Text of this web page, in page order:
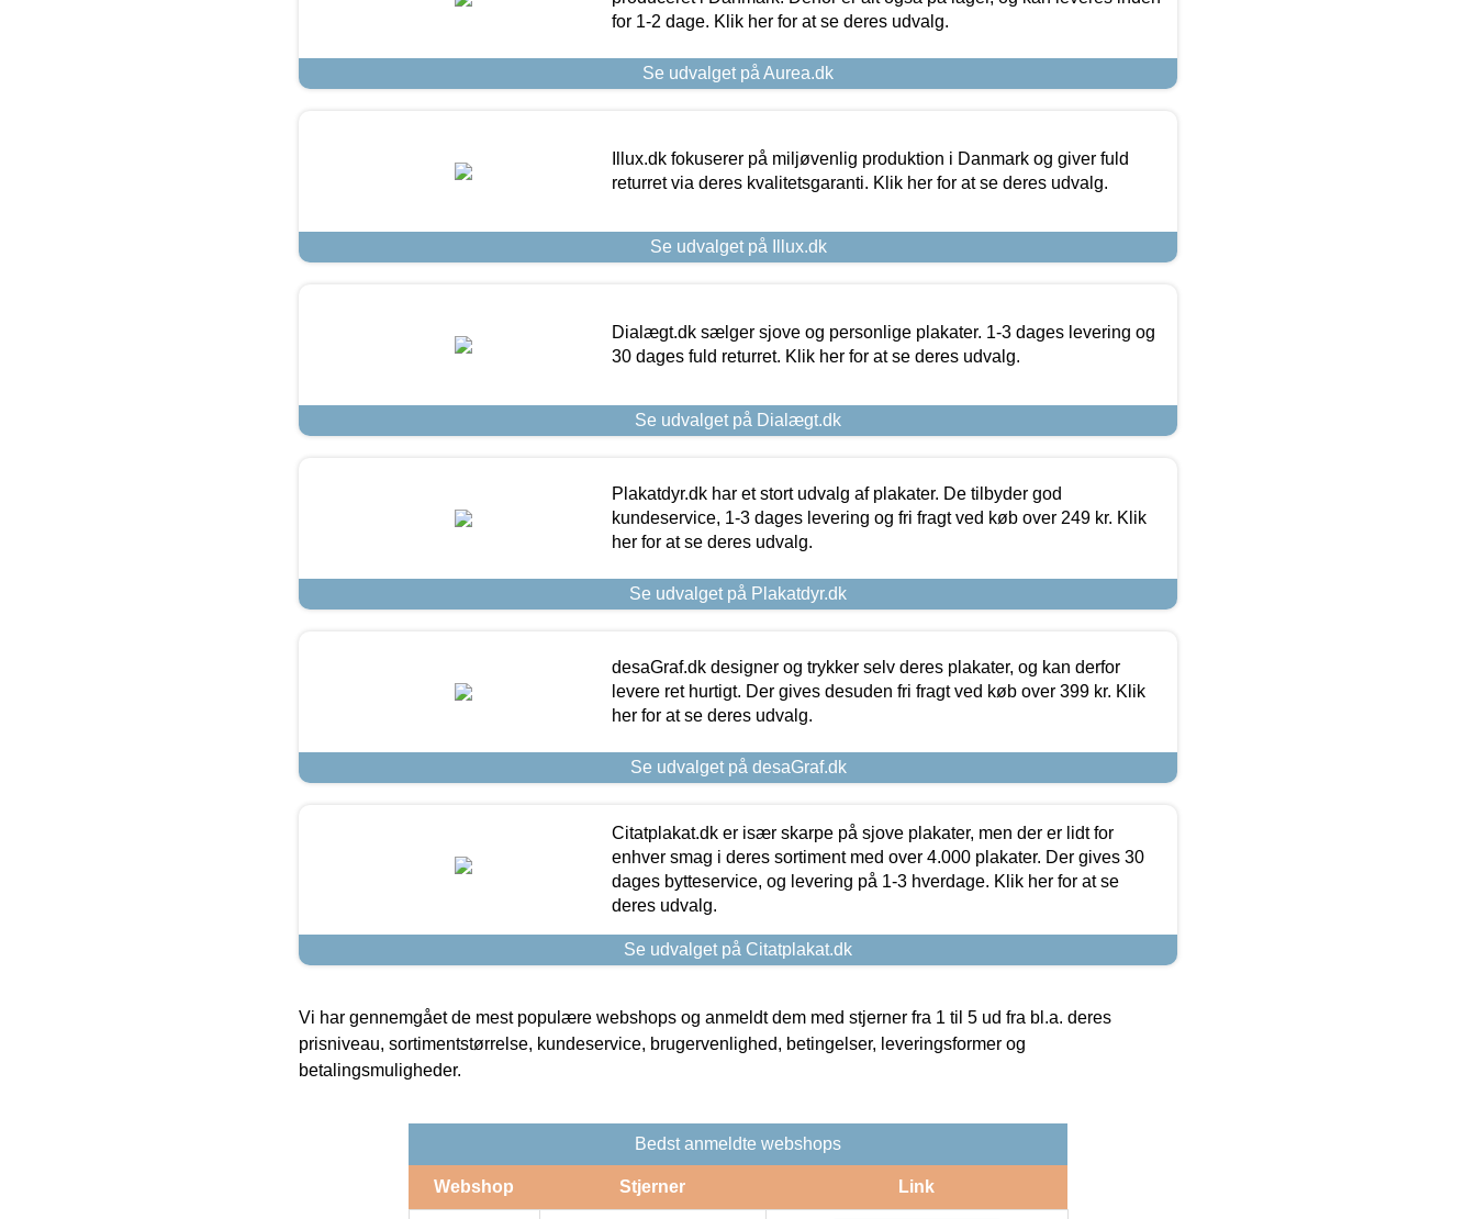
for 1-2 dage. Klik her for at se deres udvalg.
Se udvalget på Aurea.dk
Illux.dk fokuserer på miljøvenlig produktion i Danmark og giver fuld
returret via deres kvalitetsgaranti. Klik her for at se deres udvalg.
Se udvalget på Illux.dk
Dialægt.dk sælger sjove og personlige plakater. 1-3 dages levering og
30 dages fuld returret. Klik her for at se deres udvalg.
Se udvalget på Dialægt.dk
Plakatdyr.dk har et stort udvalg af plakater. De tilbyder god
kundeservice, 1-3 dages levering og fri fragt ved køb over 249 kr. Klik
her for at se deres udvalg.
Se udvalget på Plakatdyr.dk
desaGraf.dk designer og trykker selv deres plakater, og kan derfor
levere ret hurtigt. Der gives desuden fri fragt ved køb over 399 kr. Klik
her for at se deres udvalg.
Se udvalget på desaGraf.dk
Citatplakat.dk er især skarpe på sjove plakater, men der er lidt for
enhver smag i deres sortiment med over 4.000 plakater. Der gives 30
dages bytteservice, og levering på 1-3 hverdage. Klik her for at se
deres udvalg.
Se udvalget på Citatplakat.dk
Vi har gennemgået de mest populære webshops og anmeldt dem med stjerner fra 1 til 5 ud fra bl.a. deres
prisniveau, sortimentstørrelse, kundeservice, brugervenlighed, betingelser, leveringsformer og
betalingsmuligheder.
Bedst anmeldte webshops
Webshop Stjerner Link